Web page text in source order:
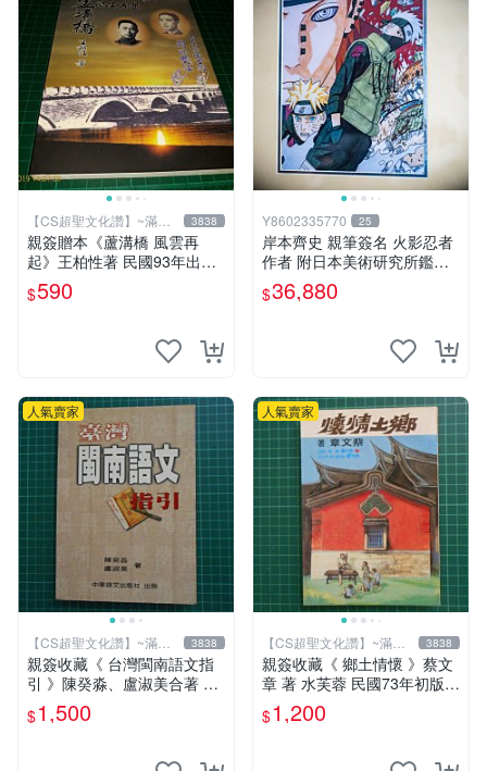
【CS超聖文化讚】~滿千
元送運
3838
親簽贈本《蘆溝橋 風雲再
起》王柏性著 民國93年出版
【CS超聖文化讚】
$590
Y8602335770 25
岸本齊史 親筆簽名 火影忍者
作者 附日本美術研究所鑑定
證明書 卡卡西 培英 鳴人 非
佐助 GEM Tsume 曉
$36,880
人氣賣家
【CS超聖文化讚】~滿千
元送運
3838
親簽收藏《 台灣閩南語文指
引 》陳癸淼、盧淑美合著 中
華語文 95成新【 CS超聖文
化2讚】
$1,500
人氣賣家
【CS超聖文化讚】~滿千
元送運
3838
親簽收藏《 鄉土情懷 》蔡文
章 著 水芙蓉 民國73年初版
【 CS超聖文化2讚】
$1,200